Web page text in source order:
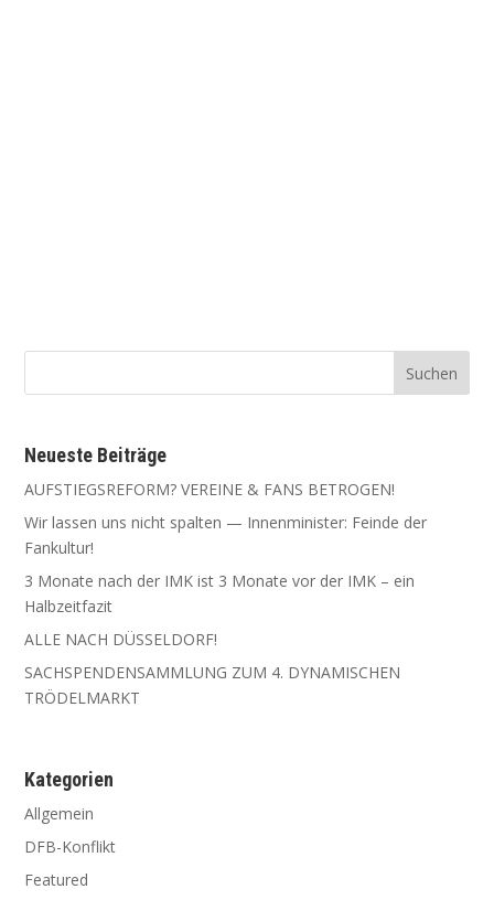
Neu­es­te Beiträge
AUFSTIEGSREFORM? VEREINE & FANS BETROGEN!
Wir las­sen uns nicht spal­ten — Innen­mi­nis­ter: Fein­de der
Fankultur!
3 Mona­te nach der IMK ist 3 Mona­te vor der IMK – ein
Halbzeitfazit
ALLE NACH DÜSSELDORF!
SACHSPENDENSAMMLUNG ZUM 4. DYNAMISCHEN
TRÖDELMARKT
Kate­go­rien
Allgemein
DFB-Konflikt
Featured